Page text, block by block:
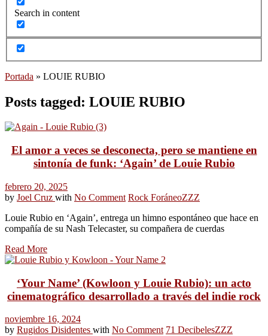
Search in content
Portada » LOUIE RUBIO
Posts tagged: LOUIE RUBIO
El amor a veces se desconecta, pero se mantiene en
sintonía de funk: ‘Again’ de Louie Rubio
febrero 20, 2025
by Joel Cruz with No Comment Rock ForáneoZZZ
Louie Rubio en ‘Again’, entrega un himno espontáneo que hace en
compañía de su Nash Telecaster, su compañera de cuerdas
Read More
‘Your Name’ (Kowloon y Louie Rubio): un acto
cinematográfico desarrollado a través del indie rock
noviembre 16, 2024
by Rugidos Disidentes with No Comment 71 DecibelesZZZ